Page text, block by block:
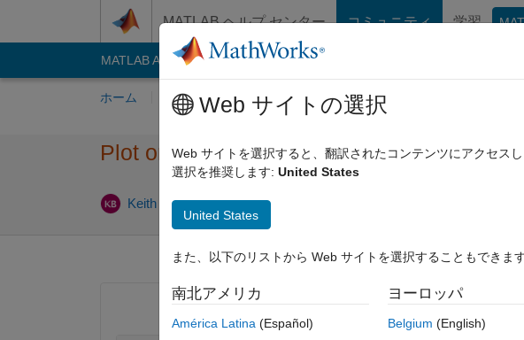
MATLAB ヘルプ センター コミュニティ 学習
MATLAB Answers File Exchange
ホーム 質問する 回答 閲覧 MATLAB に関する FAQ
Plot one Variable over another
Keith Blackstock 2020 8 月 19
Web サイトの選択
Web サイトを選択すると、翻訳されたコンテンツにアクセス
選択を推奨します: United States
United States
また、以下のリストから Web サイトを選択することもできます
南北アメリカ
América Latina (Español)
ヨーロッパ
Belgium (English)